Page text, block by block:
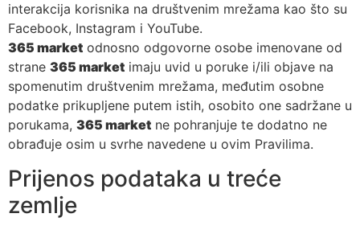
interakcija korisnika na društvenim mrežama kao što su
Facebook, Instagram i YouTube.
365 market odnosno odgovorne osobe imenovane od
strane 365 market imaju uvid u poruke i/ili objave na
spomenutim društvenim mrežama, međutim osobne
podatke prikupljene putem istih, osobito one sadržane u
porukama, 365 market ne pohranjuje te dodatno ne
obrađuje osim u svrhe navedene u ovim Pravilima.
Prijenos podataka u treće
zemlje